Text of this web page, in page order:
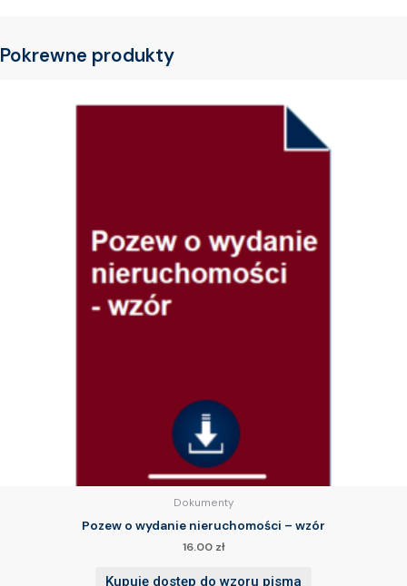
Pokrewne produkty
Dokumenty
Pozew o wydanie nieruchomości – wzór
16.00 zł
Kupuję dostęp do wzoru pisma